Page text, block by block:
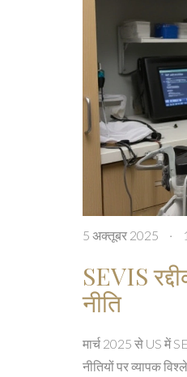
5 अक्तूबर 2025 ·
SEVIS
नीति
मार्च 2025 से US में
नीतियों पर व्यापक